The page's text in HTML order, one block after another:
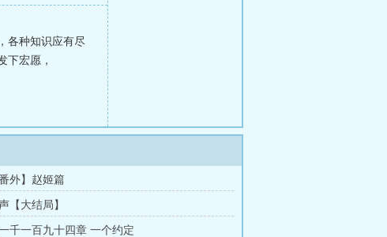
各种知识应有尽
下宏愿，
番外】赵姬篇
【大结局】
千一百九十四章 一个约定